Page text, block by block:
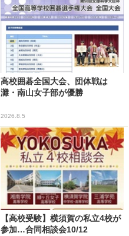
高校囲碁全国大会、団体戦は
灘・南山女子部が優勝
2026.8.5
【高校受験】横須賀の私立4校が
参加…合同相談会10/12